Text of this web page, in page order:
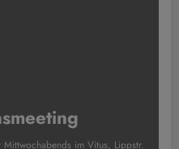
im Vitus, Lippstr.